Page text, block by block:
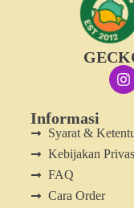
Informasi
Syarat &
Kebijakan
FAQ
Cara Order